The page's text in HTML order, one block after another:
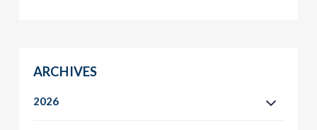
ARCHIVES
2026